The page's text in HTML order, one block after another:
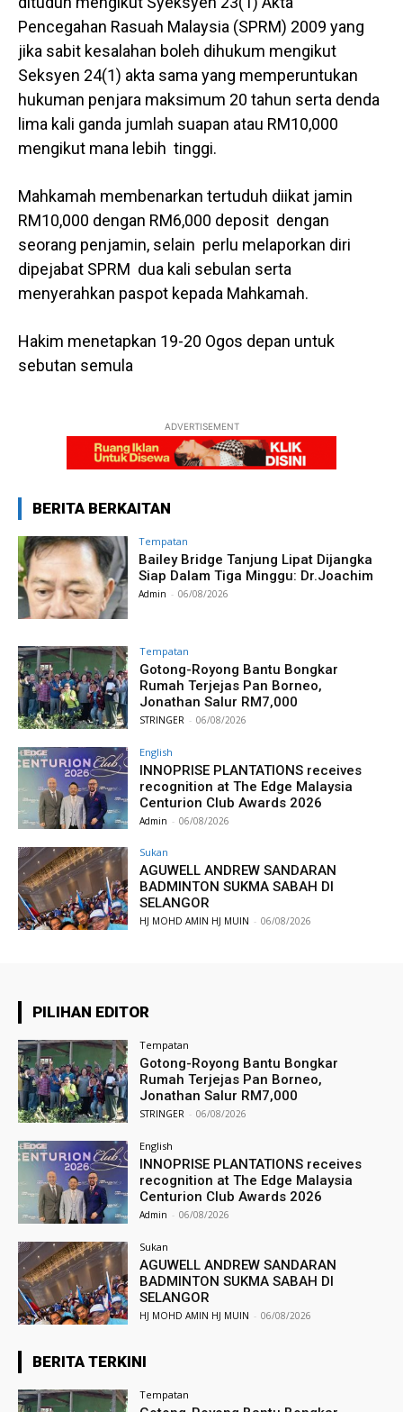
Pencegahan Rasuah Malaysia (SPRM) 2009 yang
jika sabit kesalahan boleh dihukum mengikut
Seksyen 24(1) akta sama yang memperuntukan
hukuman penjara maksimum 20 tahun serta denda
lima kali ganda jumlah suapan atau RM10,000
mengikut mana lebih tinggi.
Mahkamah membenarkan tertuduh diikat jamin
RM10,000 dengan RM6,000 deposit dengan
seorang penjamin, selain perlu melaporkan diri
dipejabat SPRM dua kali sebulan serta
menyerahkan paspot kepada Mahkamah.
Hakim menetapkan 19-20 Ogos depan untuk
sebutan semula
ADVERTISEMENT
BERITA BERKAITAN
Tempatan
Bailey Bridge Tanjung Lipat Dijangka
Siap Dalam Tiga Minggu: Dr.Joachim
Admin - 06/08/2026
Tempatan
Gotong-Royong Bantu Bongkar
Rumah Terjejas Pan Borneo,
Jonathan Salur RM7,000
STRINGER - 06/08/2026
English
INNOPRISE PLANTATIONS receives
recognition at The Edge Malaysia
Centurion Club Awards 2026
Admin - 06/08/2026
Sukan
AGUWELL ANDREW SANDARAN
BADMINTON SUKMA SABAH DI
SELANGOR
HJ MOHD AMIN HJ MUIN - 06/08/2026
PILIHAN EDITOR
Tempatan
Gotong-Royong Bantu Bongkar
Rumah Terjejas Pan Borneo,
Jonathan Salur RM7,000
STRINGER - 06/08/2026
English
INNOPRISE PLANTATIONS receives
recognition at The Edge Malaysia
Centurion Club Awards 2026
Admin - 06/08/2026
Sukan
AGUWELL ANDREW SANDARAN
BADMINTON SUKMA SABAH DI
SELANGOR
HJ MOHD AMIN HJ MUIN - 06/08/2026
BERITA TERKINI
Tempatan